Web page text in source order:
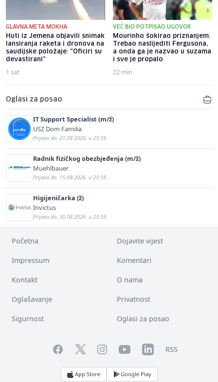
GLAVNA META MOKHA
Huti iz Jemena objavili snimak
lansiranja raketa i dronova na
saudijske položaje: "Oficiri su
devastirani"
1 sat
VEĆ BIO POTPISAO UGOVOR
Mourinho šokirao priznanjem:
Trebao naslijediti Fergusona,
a onda ga je nazvao u suzama
i sve je propalo
22 min
Oglasi za posao
IT Support Specialist (m/ž)
USZ Dom Familia
Prijava do: 21.08.2026. u 23:59
Radnik fizičkog obezbjeđenja (m/ž)
Muehlbauer
Prijava do: 15.08.2026. u 23:59
Higijeničarka (ž)
Invictus
Prijava do: 30.08.2026. u 23:59
Početna Dojavite vijest
Impressum Komentari
Kontakt O nama
Oglašavanje Privatnost
Sigurnost Oglasi za posao
FacebookTwitterInstagramYouTubeLinkedInRSS
App Store Google Play